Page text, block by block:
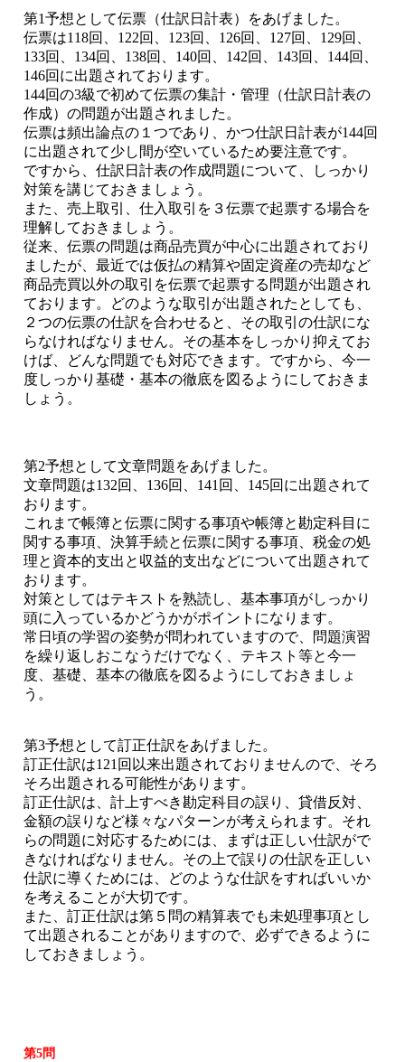
第1予想として伝票（仕訳日計表）をあげました。
伝票は118回、122回、123回、126回、127回、129回、
133回、134回、138回、140回、142回、143回、144回、
146回に出題されております。
144回の3級で初めて伝票の集計・管理（仕訳日計表の
作成）の問題が出題されました。
伝票は頻出論点の１つであり、かつ仕訳日計表が144回
に出題されて少し間が空いているため要注意です。
ですから、仕訳日計表の作成問題について、しっかり
対策を講じておきましょう。
また、売上取引、仕入取引を３伝票で起票する場合を
理解しておきましょう。
従来、伝票の問題は商品売買が中心に出題されており
ましたが、最近では仮払の精算や固定資産の売却など
商品売買以外の取引を伝票で起票する問題が出題され
ております。どのような取引が出題されたとしても、
２つの伝票の仕訳を合わせると、その取引の仕訳にな
らなければなりません。その基本をしっかり抑えてお
けば、どんな問題でも対応できます。ですから、今一
度しっかり基礎・基本の徹底を図るようにしておきま
しょう。
第2予想として文章問題をあげました。
文章問題は132回、136回、141回、145回に出題されて
おります。
これまで帳簿と伝票に関する事項や帳簿と勘定科目に
関する事項、決算手続と伝票に関する事項、税金の処
理と資本的支出と収益的支出などについて出題されて
おります。
対策としてはテキストを熟読し、基本事項がしっかり
頭に入っているかどうかがポイントになります。
常日頃の学習の姿勢が問われていますので、問題演習
を繰り返しおこなうだけでなく、テキスト等と今一
度、基礎、基本の徹底を図るようにしておきましょ
う。
第3予想として訂正仕訳をあげました。
訂正仕訳は121回以来出題されておりませんので、そろ
そろ出題される可能性があります。
訂正仕訳は、計上すべき勘定科目の誤り、貸借反対、
金額の誤りなど様々なパターンが考えられます。それ
らの問題に対応するためには、まずは正しい仕訳がで
きなければなりません。その上で誤りの仕訳を正しい
仕訳に導くためには、どのような仕訳をすればいいか
を考えることが大切です。
また、訂正仕訳は第５問の精算表でも未処理事項とし
て出題されることがありますので、必ずできるように
しておきましょう。
第5問